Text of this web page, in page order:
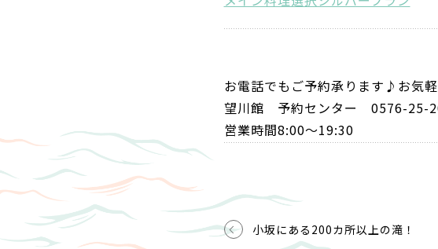
お電話でもご予約承ります♪お気軽
望川館 予約センター 0576-25-
営業時間8:00～19:30
小坂にある200カ所以上の滝！